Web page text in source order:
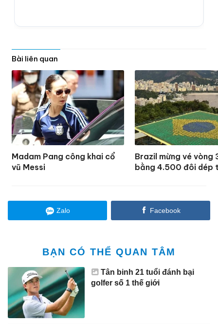
Bài liên quan
Madam Pang công khai cổ
vũ Messi
Brazil mừng vé vòng
bằng 4.500 đôi dép
Zalo Facebook
BẠN CÓ THỂ QUAN TÂM
Tân binh 21 tuổi đánh bại
golfer số 1 thế giới